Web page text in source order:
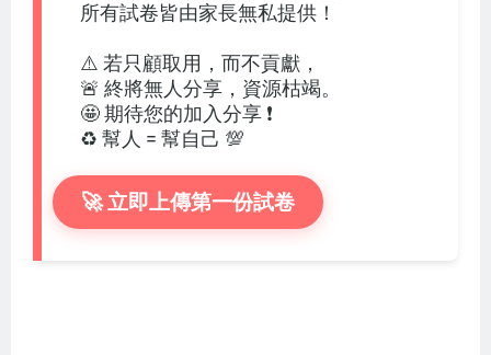
所有試卷皆由家長無私提供！
⚠️ 若只顧取用，而不貢獻，
🚨 終將無人分享，資源枯竭。
🤩 期待您的加入分享 ❗
♻️ 幫人 = 幫自己 💯
🚀 立即上傳第一份試卷